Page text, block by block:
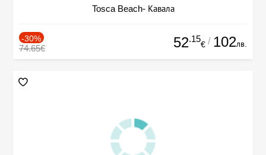
Tosca Beach- Кавала
-30%
74.65€ 52.15
€ / 102лв.